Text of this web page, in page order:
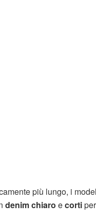
più lungo, i
denim chiaro ecorti